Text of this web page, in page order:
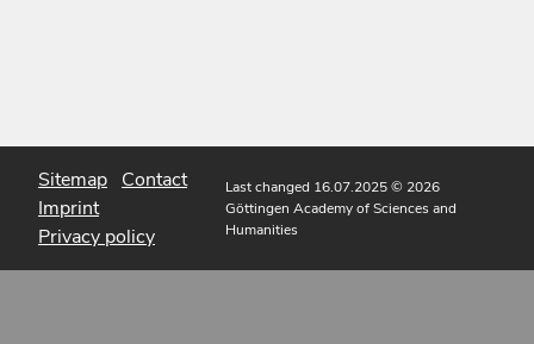
Sitemap Contact
Imprint
Privacy policy
Last changed 16.07.2025© 2026
Göttingen Academy of Sciences and
Humanities